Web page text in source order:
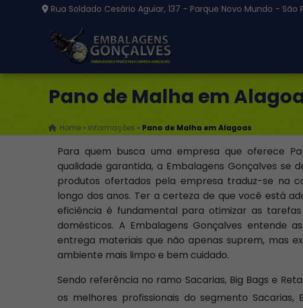
Rua Soldado Cesário Aguiar, 137 - Parque Novo Mundo - São
Pano de Malha em
Home » Informações » Pano de Malha em Alagoas
Para quem busca uma empresa que oferece
qualidade garantida, a Embalagens Gonçalves se
produtos ofertados pela empresa traduz-se na
longo dos anos. Ter a certeza de que você está
eficiência é fundamental para otimizar as
domésticos. A Embalagens Gonçalves entende
entrega materiais que não apenas suprem, mas
ambiente mais limpo e bem cuidado.
Sendo referência no ramo Sacarias, Big Bags e
os melhores profissionais do segmento